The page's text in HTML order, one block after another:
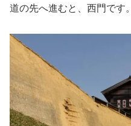
道の先へ進むと、西門です。